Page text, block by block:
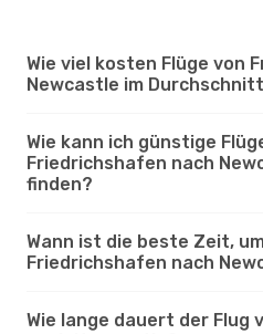
Wie viel kosten Flüge von
Newcastle im
Wie kann ich günstige
Friedrichshafen nach
finden?
Wann ist die beste Zeit,
Friedrichshafen nach
Wie lange dauert der Flug